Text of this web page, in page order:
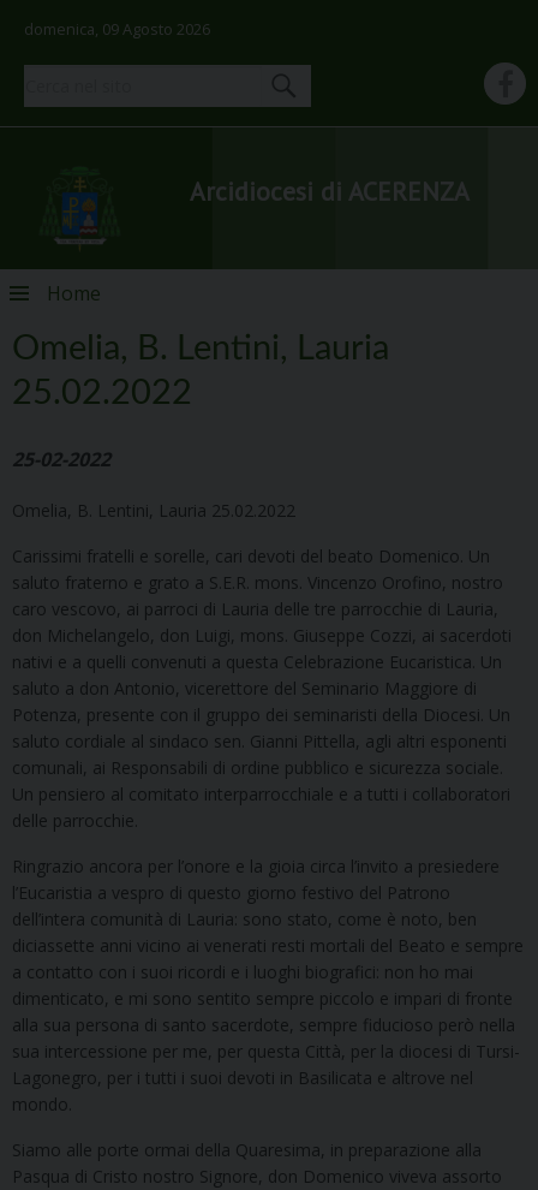
domenica, 09 Agosto 2026
Arcidiocesi di ACERENZA
Skip
content
Home
Omelia, B. Lentini, Lauria
25.02.2022
25-02-2022
Omelia, B. Lentini, Lauria 25.02.2022
Carissimi fratelli e sorelle, cari devoti del beato Domenico. Un
saluto fraterno e grato a S.E.R. mons. Vincenzo Orofino, nostro
caro vescovo, ai parroci di Lauria delle tre parrocchie di Lauria,
don Michelangelo, don Luigi, mons. Giuseppe Cozzi, ai sacerdoti
nativi e a quelli convenuti a questa Celebrazione Eucaristica. Un
saluto a don Antonio, vicerettore del Seminario Maggiore di
Potenza, presente con il gruppo dei seminaristi della Diocesi. Un
saluto cordiale al sindaco sen. Gianni Pittella, agli altri esponenti
comunali, ai Responsabili di ordine pubblico e sicurezza sociale.
Un pensiero al comitato interparrocchiale e a tutti i collaboratori
delle parrocchie.
Ringrazio ancora per l’onore e la gioia circa l’invito a presiedere
l’Eucaristia a vespro di questo giorno festivo del Patrono
dell’intera comunità di Lauria: sono stato, come è noto, ben
diciassette anni vicino ai venerati resti mortali del Beato e sempre
a contatto con i suoi ricordi e i luoghi biografici: non ho mai
dimenticato, e mi sono sentito sempre piccolo e impari di fronte
alla sua persona di santo sacerdote, sempre fiducioso però nella
sua intercessione per me, per questa Città, per la diocesi di Tursi-
Lagonegro, per i tutti i suoi devoti in Basilicata e altrove nel
mondo.
Siamo alle porte ormai della Quaresima, in preparazione alla
Pasqua di Cristo nostro Signore, don Domenico viveva assorto